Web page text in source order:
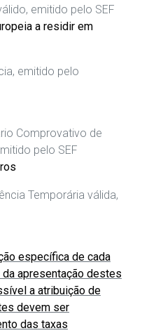
, emitido pelo SEF
a residir em
, emitido pelo
Comprovativo de
pelo SEF
Temporária válida,
específica de cada
apresentação destes
a atribuição de
devem ser
das taxas